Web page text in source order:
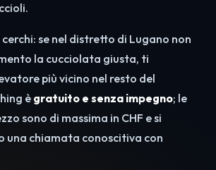
se nel distretto di Lugano non
la cucciolata giusta, ti
più vicino nel resto del
è gratuito e senza impegno; le
sono di massima in CHF e si
una chiamata conoscitiva con